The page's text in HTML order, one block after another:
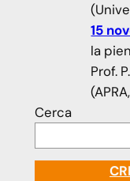
15
la
Prof.
Cerca